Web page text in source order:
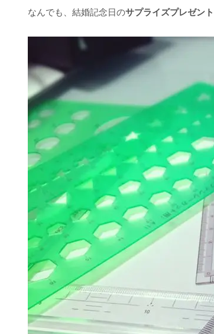
なんでも、結婚記念日のサプライズプレゼント